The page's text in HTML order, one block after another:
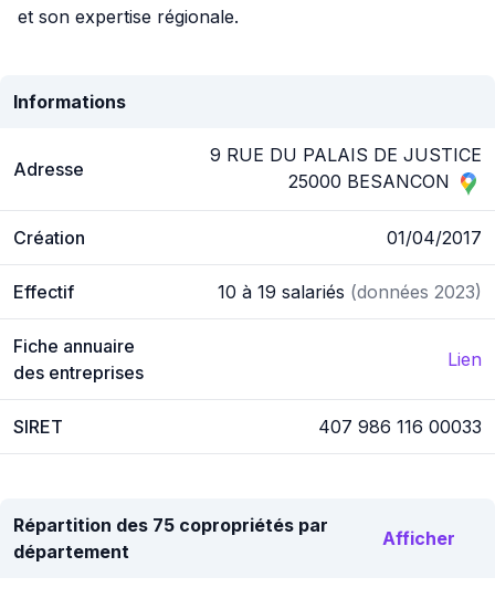
et son expertise régionale.
Informations
Adresse
9 RUE DU PALAIS DE JUSTICE
25000 BESANCON
Création 01/04/2017
Effectif 10 à 19 salariés (données 2023)
Fiche annuaire
des entreprises
Lien
SIRET 407 986 116 00033
Répartition des 75 copropriétés par
département
Afficher